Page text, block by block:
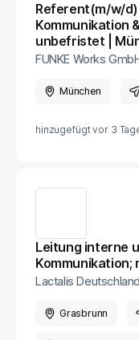
Referent(m/w/
Kommunikation
unbefristet |
FUNKE Works
München
hinzugefügt vor 3
Leitung interne
Kommunikation;
Lactalis
Grasbrunn